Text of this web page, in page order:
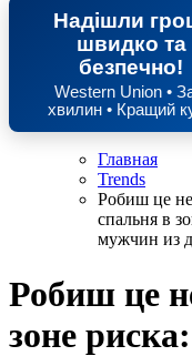
Надішли
швидко та
безпечно!
Western Union •
хвилин • Кращий
Главная
Trends
Робиш це
спальня в
мужчин из
Робиш це
зоне